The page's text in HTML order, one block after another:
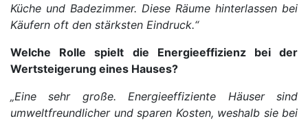
Küche und Badezimmer. Diese Räume hinterlassen bei
Käufern oft den stärksten Eindruck.“
Welche Rolle spielt die Energieeffizienz bei der
Wertsteigerung eines Hauses?
„Eine sehr große. Energieeffiziente Häuser sind
umweltfreundlicher und sparen Kosten, weshalb sie bei